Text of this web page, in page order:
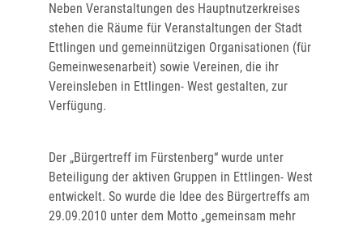
Neben Veranstaltungen des Hauptnutzerkreises
stehen die Räume für Veranstaltungen der Stadt
Ettlingen und gemeinnützigen Organisationen (für
Gemeinwesenarbeit) sowie Vereinen, die ihr
Vereinsleben in Ettlingen- West gestalten, zur
Verfügung.
Der „Bürgertreff im Fürstenberg“ wurde unter
Beteiligung der aktiven Gruppen in Ettlingen- West
entwickelt. So wurde die Idee des Bürgertreffs am
29.09.2010 unter dem Motto „gemeinsam mehr